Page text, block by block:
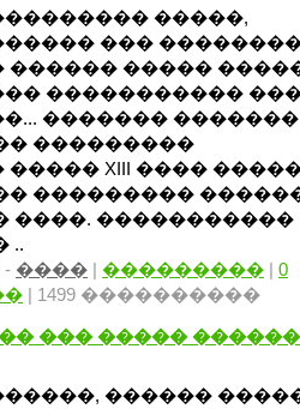
�����,
���
������ �����
�����������
������� �������
���������
XIII ����
���������
����. �����������
..
���� | ��������� | 0
| 1499 ����������
��� ����� ������
������